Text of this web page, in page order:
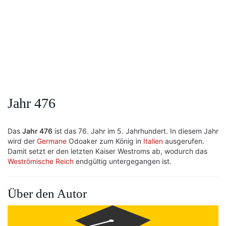
Jahr 476
Das Jahr 476 ist das 76. Jahr im 5. Jahrhundert. In diesem Jahr
wird der Germane Odoaker zum König in Italien ausgerufen.
Damit setzt er den letzten Kaiser Westroms ab, wodurch das
Weströmische Reich endgültig untergegangen ist.
Über den Autor